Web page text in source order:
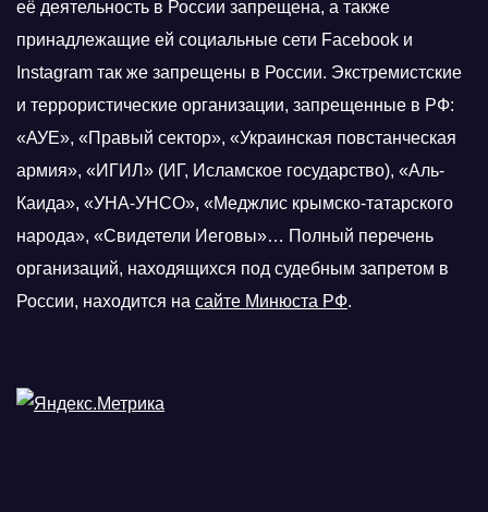
её деятельность в России запрещена, а также
принадлежащие ей социальные сети Facebook и
Instagram так же запрещены в России. Экстремистские
и террористические организации, запрещенные в РФ:
«АУЕ», «Правый сектор», «Украинская повстанческая
армия», «ИГИЛ» (ИГ, Исламское государство), «Аль-
Каида», «УНА-УНСО», «Меджлис крымско-татарского
народа», «Свидетели Иеговы»… Полный перечень
организаций, находящихся под судебным запретом в
России, находится на сайте Минюста РФ.